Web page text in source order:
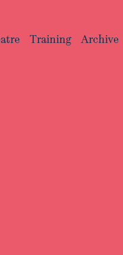
Training Archive